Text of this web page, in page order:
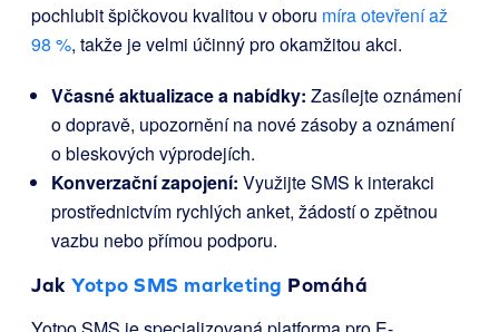
pochlubit špičkovou kvalitou v oboru míra otevření až
98 %, takže je velmi účinný pro okamžitou akci.
Včasné aktualizace a nabídky: Zasílejte oznámení
o dopravě, upozornění na nové zásoby a oznámení
o bleskových výprodejích.
Konverzační zapojení: Využijte SMS k interakci
prostřednictvím rychlých anket, žádostí o zpětnou
vazbu nebo přímou podporu.
Jak Yotpo SMS marketing Pomáhá